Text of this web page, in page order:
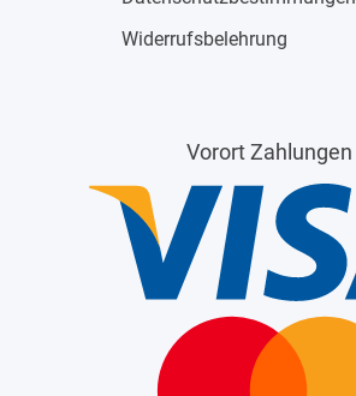
Widerrufsbelehrung
Vorort Zahlungen